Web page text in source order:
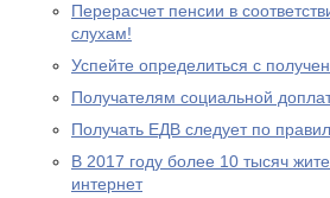
Перерасчет пенсии в
слухам!
Успейте определиться с
Получателям социальной
Получать ЕДВ следует по
В 2017 году более 10 тысяч
интернет